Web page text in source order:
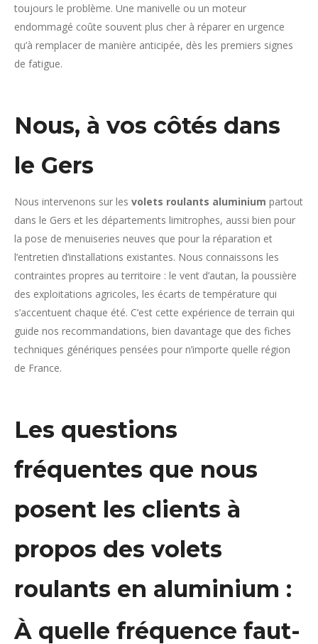
toujours le problème. Une manivelle ou un moteur
endommagé coûte souvent plus cher à réparer en urgence
qu’à remplacer de manière anticipée, dès les premiers signes
de fatigue.
Nous, à vos côtés dans
le Gers
Nous intervenons sur les volets roulants aluminium partout
dans le Gers et les départements limitrophes, aussi bien pour
la pose de menuiseries neuves que pour la réparation et
l’entretien d’installations existantes. Nous connaissons les
contraintes propres au territoire : le vent d’autan, la poussière
des exploitations agricoles, les écarts de température qui
s’accentuent chaque été. C’est cette expérience de terrain qui
guide nos recommandations, bien davantage que des fiches
techniques génériques pensées pour n’importe quelle région
de France.
Les questions
fréquentes que nous
posent les clients à
propos des volets
roulants en aluminium :
À quelle fréquence faut-